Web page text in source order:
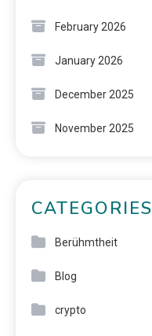
February 2026
January 2026
December 2025
November 2025
CATEGORIES
Berühmtheit
Blog
crypto